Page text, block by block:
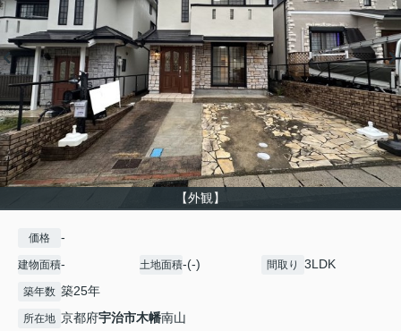
【外観】
価格 -
建物面積- 土地面積-(-) 間取り 3LDK
築年数 築25年
所在地 京都府宇治市木幡南山